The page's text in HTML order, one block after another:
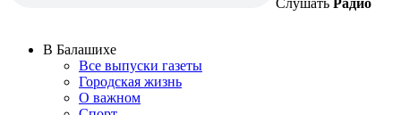
Слушать Радио
В Балашихе
Все выпуски газеты
Городская жизнь
О важном